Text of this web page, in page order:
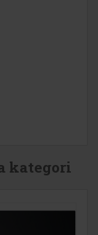
kategori